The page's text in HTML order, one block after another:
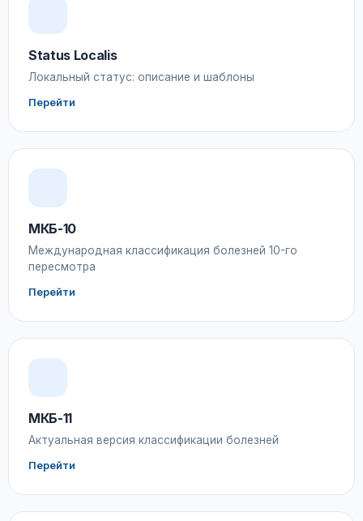
Status Localis
Локальный статус: описание и шаблоны
Перейти
МКБ-10
Международная классификация болезней 10-го
пересмотра
Перейти
МКБ-11
Актуальная версия классификации болезней
Перейти